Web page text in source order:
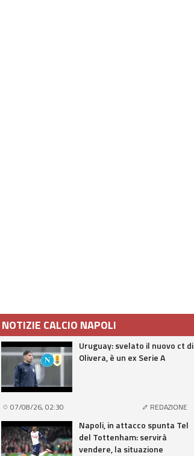
NOTIZIE CALCIO NAPOLI
Uruguay: svelato il nuovo ct di
Olivera, è un ex Serie A
07/08/26, 02:30 REDAZIONE
Napoli, in attacco spunta Tel
del Tottenham: servirà
vendere, la situazione